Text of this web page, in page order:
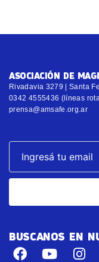
ASOCIACIÓN DE
Rivadavia 3279 | Santa
0342 4555436 (líneas
prensa@amsafe.org.ar
BUSCANOS EN